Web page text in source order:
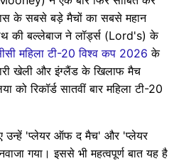
के सबसे बड़े मैचों का सबसे महान
की बल्लेबाज ने लॉर्ड्स (Lord's) के
महिला टी-20 विश्व कप 2026 के
खेली और इंग्लैंड के खिलाफ मैच
को रिकॉर्ड सातवीं बार महिला टी-20
उन्हें 'प्लेयर ऑफ द मैच' और 'प्लेयर
गया। इससे भी महत्वपूर्ण बात यह है